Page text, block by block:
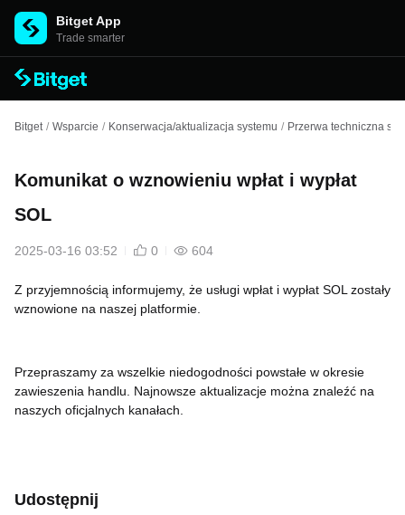
Bitget App
Trade smarter
Bitget / Wsparcie / Konserwacja/aktualizacja systemu / Przerwa techniczna
Komunikat o wznowieniu wpłat i wypłat
SOL
2025-03-16 03:52 0 604
Z przyjemnością informujemy, że usługi wpłat i wypłat SOL zostały
wznowione na naszej platformie.
Przepraszamy za wszelkie niedogodności powstałe w okresie
zawieszenia handlu. Najnowsze aktualizacje można znaleźć na
naszych oficjalnych kanałach.
Udostępnij